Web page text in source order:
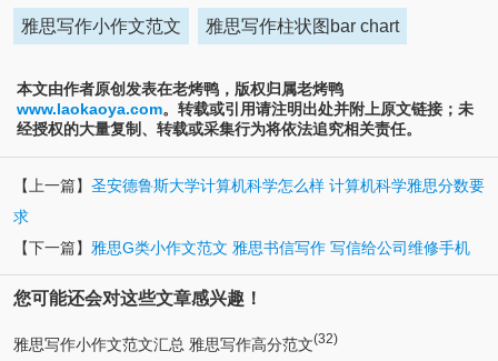
雅思写作小作文范文 雅思写作柱状图bar chart
本文由作者原创发表在老烤鸭，版权归属老烤鸭
www.laokaoya.com。转载或引用请注明出处并附上原文链接；未
经授权的大量复制、转载或采集行为将依法追究相关责任。
【上一篇】 圣安德鲁斯大学计算机科学怎么样 计算机科学雅思分数要
求
【下一篇】 雅思G类小作文范文 雅思书信写作 写信给公司维修手机
您可能还会对这些文章感兴趣！
雅思写作小作文范文汇总 雅思写作高分范文(32)